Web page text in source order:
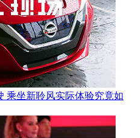
乘坐新聆风实际体验究竟如